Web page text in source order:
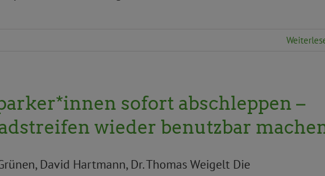
sofort abschleppen –
wieder benutzbar
David Hartmann, Dr. Thomas Weigelt Die